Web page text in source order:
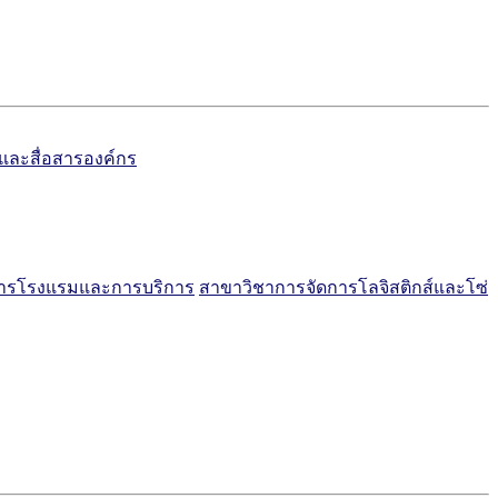
ละสื่อสารองค์กร
โรงแรมและการบริการ สาขาวิชาการจัดการโลจิสติกส์และโซ่